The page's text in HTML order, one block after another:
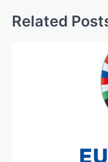
Related